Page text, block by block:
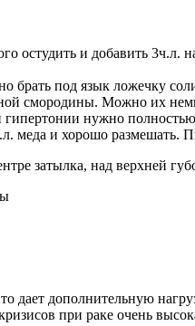
остудить и добавить 3ч.л.
под язык ложечку
смородины. Можно их
нужно
меда и хорошо размешать.
затылка, над верхней
дает дополнительную
при раке очень